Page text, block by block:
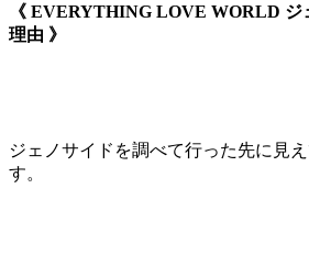
《 EVERYTHING LOVE WORLD ジ
理由 》
ジェノサイドを調べて行った先に見
す。